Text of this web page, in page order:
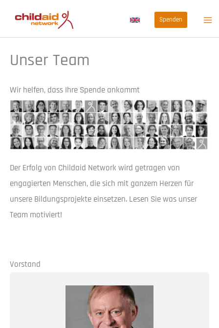
Inhalt
springen
Spenden
Unser Team
Wir helfen, dass Ihre Spende ankommt
Der Erfolg von Childaid Network wird getragen von
engagierten Menschen, die sich mit ganzem Herzen für
unsere Bildungsprojekte einsetzen. Lesen Sie was unser
Team motiviert!
Vorstand